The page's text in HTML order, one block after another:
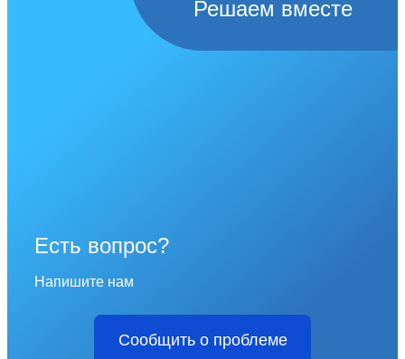
Решаем вместе
Есть вопрос?
Напишите нам
Сообщить о проблеме